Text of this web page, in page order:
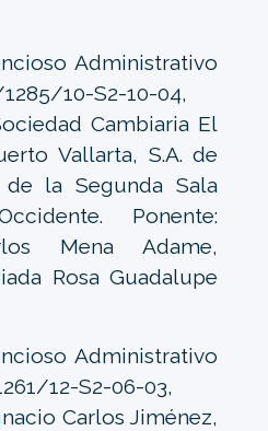
Administrativo
10-S2-10-04,
Cambiaria El
Vallarta, S.A. de
de la Segunda Sala
Ponente:
Mena Adame,
Rosa Guadalupe
Administrativo
12-S2-06-03,
Carlos Jiménez,